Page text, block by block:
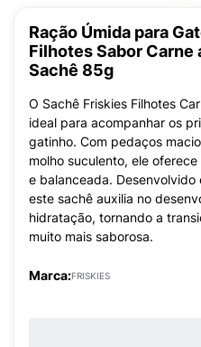
Ração Úmida para
Filhotes Sabor Carne
Sachê 85g
O Sachê Friskies Filhotes
ideal para acompanhar os
gatinho. Com pedaços
molho suculento, ele
e balanceada.
este sachê auxilia no
hidratação, tornando a
muito mais saborosa.
Marca:FRISKIES